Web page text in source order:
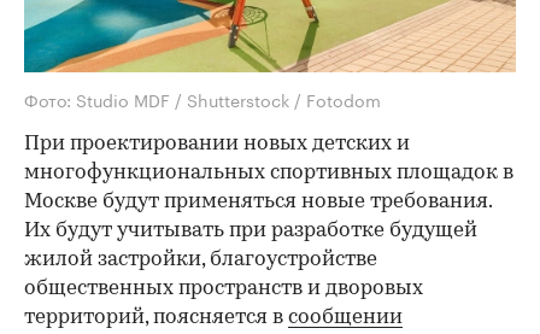
Фото: Studio MDF / Shutterstock / Fotodom
При проектировании новых детских и
многофункциональных спортивных площадок в
Москве будут применяться новые требования.
Их будут учитывать при разработке будущей
жилой застройки, благоустройстве
общественных пространств и дворовых
территорий, поясняется в сообщении